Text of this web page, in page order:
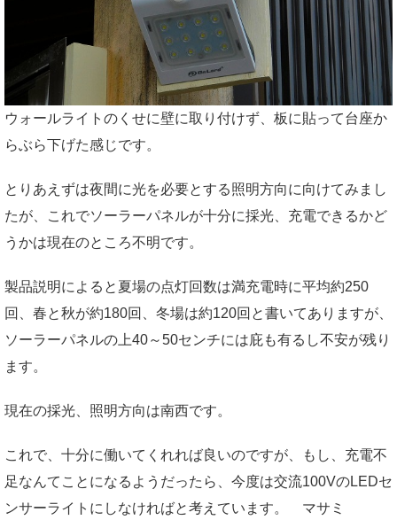
ウォールライトのくせに壁に取り付けず、板に貼って台座か
らぶら下げた感じです。
とりあえずは夜間に光を必要とする照明方向に向けてみまし
たが、これでソーラーパネルが十分に採光、充電できるかど
うかは現在のところ不明です。
製品説明によると夏場の点灯回数は満充電時に平均約250
回、春と秋が約180回、冬場は約120回と書いてありますが、
ソーラーパネルの上40～50センチには庇も有るし不安が残り
ます。
現在の採光、照明方向は南西です。
これで、十分に働いてくれれば良いのですが、もし、充電不
足なんてことになるようだったら、今度は交流100VのLEDセ
ンサーライトにしなければと考えています。 マサミ